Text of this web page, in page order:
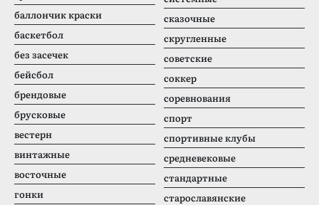
баллончик краски
баскетбол
без засечек
бейсбол
брендовые
брусковые
вестерн
винтажные
восточные
гонки
сказочные
скругленные
советские
соккер
соревнования
спорт
спортивные клубы
средневековые
стандартные
старославянские